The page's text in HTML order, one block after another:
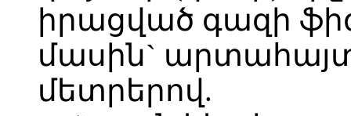
իրացված գազի
մասին`
մետրերով.